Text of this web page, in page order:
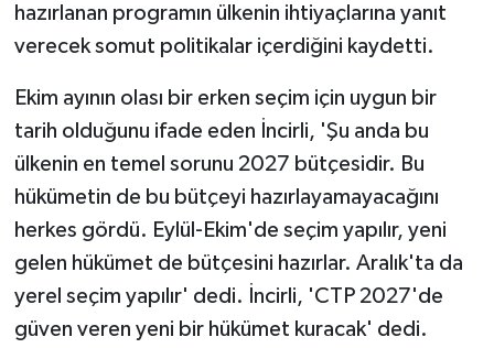
hazırlanan programın ülkenin ihtiyaçlarına yanıt
verecek somut politikalar içerdiğini kaydetti.
Ekim ayının olası bir erken seçim için uygun bir
tarih olduğunu ifade eden İncirli, 'Şu anda bu
ülkenin en temel sorunu 2027 bütçesidir. Bu
hükümetin de bu bütçeyi hazırlayamayacağını
herkes gördü. Eylül-Ekim'de seçim yapılır, yeni
gelen hükümet de bütçesini hazırlar. Aralık'ta da
yerel seçim yapılır' dedi. İncirli, 'CTP 2027'de
güven veren yeni bir hükümet kuracak' dedi.